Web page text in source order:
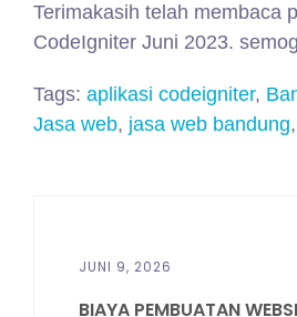
Terimakasih telah membaca
CodeIgniter Juni 2023.
Tags: aplikasi codeigniter,
Jasa web, jasa web bandung,
JUNI 9, 2026
BIAYA PEMBUATAN